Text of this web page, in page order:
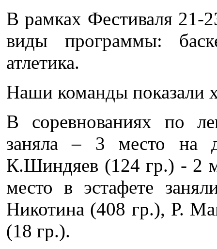
В рамках Фестиваля 21-
виды программы:
атлетика.
Наши команды показали
В соревнованиях по
заняла – 3 место на
К.Шиндяев (124 гр.) - 2
место в эстафете
Никотина (408 гр.), Р.
(18 гр.).